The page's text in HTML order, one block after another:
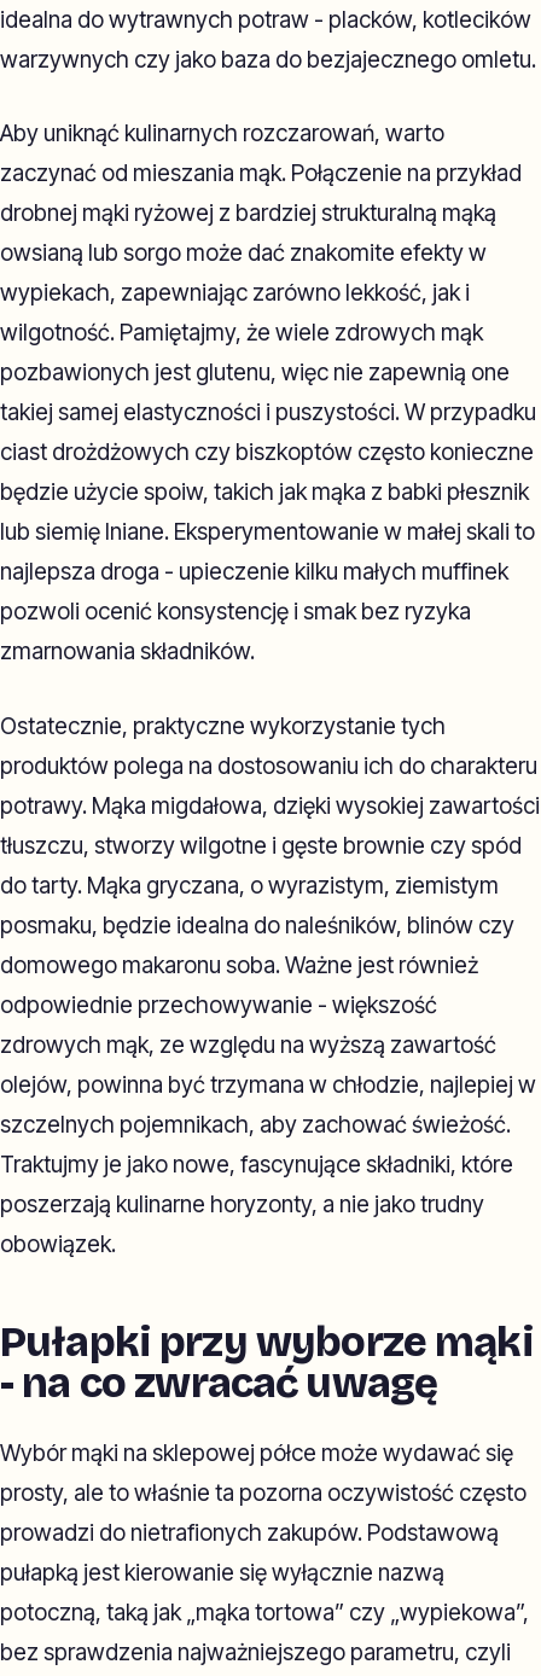
idealna do wytrawnych potraw - placków, kotlecików
warzywnych czy jako baza do bezjajecznego omletu.
Aby uniknąć kulinarnych rozczarowań, warto
zaczynać od mieszania mąk. Połączenie na przykład
drobnej mąki ryżowej z bardziej strukturalną mąką
owsianą lub sorgo może dać znakomite efekty w
wypiekach, zapewniając zarówno lekkość, jak i
wilgotność. Pamiętajmy, że wiele zdrowych mąk
pozbawionych jest glutenu, więc nie zapewnią one
takiej samej elastyczności i puszystości. W przypadku
ciast drożdżowych czy biszkoptów często konieczne
będzie użycie spoiw, takich jak mąka z babki płesznik
lub siemię lniane. Eksperymentowanie w małej skali to
najlepsza droga - upieczenie kilku małych muffinek
pozwoli ocenić konsystencję i smak bez ryzyka
zmarnowania składników.
Ostatecznie, praktyczne wykorzystanie tych
produktów polega na dostosowaniu ich do charakteru
potrawy. Mąka migdałowa, dzięki wysokiej zawartości
tłuszczu, stworzy wilgotne i gęste brownie czy spód
do tarty. Mąka gryczana, o wyrazistym, ziemistym
posmaku, będzie idealna do naleśników, blinów czy
domowego makaronu soba. Ważne jest również
odpowiednie przechowywanie - większość
zdrowych mąk, ze względu na wyższą zawartość
olejów, powinna być trzymana w chłodzie, najlepiej w
szczelnych pojemnikach, aby zachować świeżość.
Traktujmy je jako nowe, fascynujące składniki, które
poszerzają kulinarne horyzonty, a nie jako trudny
obowiązek.
Pułapki przy wyborze mąki
- na co zwracać uwagę
Wybór mąki na sklepowej półce może wydawać się
prosty, ale to właśnie ta pozorna oczywistość często
prowadzi do nietrafionych zakupów. Podstawową
pułapką jest kierowanie się wyłącznie nazwą
potoczną, taką jak „mąka tortowa” czy „wypiekowa”,
bez sprawdzenia najważniejszego parametru, czyli